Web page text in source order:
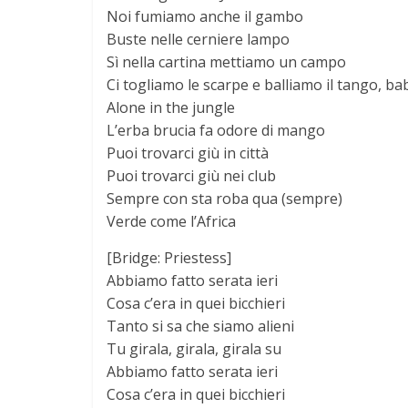
Noi fumiamo anche il gambo
Buste nelle cerniere lampo
Sì nella cartina mettiamo un campo
Ci togliamo le scarpe e balliamo il tango,
Alone in the jungle
L’erba brucia fa odore di mango
Puoi trovarci giù in città
Puoi trovarci giù nei club
Sempre con sta roba qua (sempre)
Verde come l’Africa
[Bridge: Priestess]
Abbiamo fatto serata ieri
Cosa c’era in quei bicchieri
Tanto si sa che siamo alieni
Tu girala, girala, girala su
Abbiamo fatto serata ieri
Cosa c’era in quei bicchieri